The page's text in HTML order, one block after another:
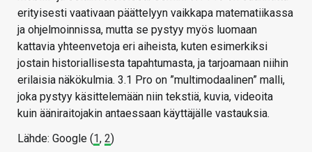
erityisesti vaativaan päättelyyn vaikkapa matematiikassa
ja ohjelmoinnissa, mutta se pystyy myös luomaan
kattavia yhteenvetoja eri aiheista, kuten esimerkiksi
jostain historiallisesta tapahtumasta, ja tarjoamaan niihin
erilaisia näkökulmia. 3.1 Pro on ”multimodaalinen” malli,
joka pystyy käsittelemään niin tekstiä, kuvia, videoita
kuin ääniraitojakin antaessaan käyttäjälle vastauksia.
Lähde: Google (1, 2)